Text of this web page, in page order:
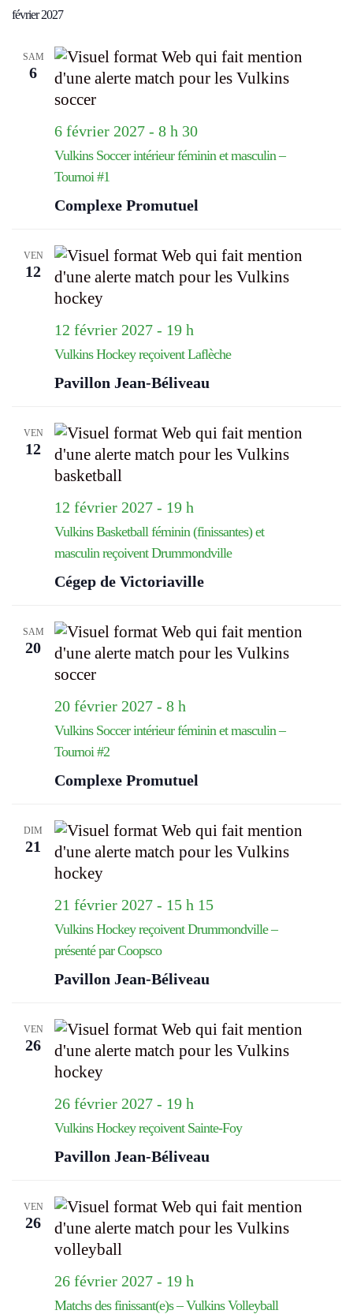
février 2027
SAM
6
6 février 2027 - 8 h 30
Vulkins Soccer intérieur féminin et masculin –
Tournoi #1
Complexe Promutuel
VEN
12
12 février 2027 - 19 h
Vulkins Hockey reçoivent Laflèche
Pavillon Jean-Béliveau
VEN
12
12 février 2027 - 19 h
Vulkins Basketball féminin (finissantes) et
masculin reçoivent Drummondville
Cégep de Victoriaville
SAM
20
20 février 2027 - 8 h
Vulkins Soccer intérieur féminin et masculin –
Tournoi #2
Complexe Promutuel
DIM
21
21 février 2027 - 15 h 15
Vulkins Hockey reçoivent Drummondville –
présenté par Coopsco
Pavillon Jean-Béliveau
VEN
26
26 février 2027 - 19 h
Vulkins Hockey reçoivent Sainte-Foy
Pavillon Jean-Béliveau
VEN
26
26 février 2027 - 19 h
Matchs des finissant(e)s – Vulkins Volleyball